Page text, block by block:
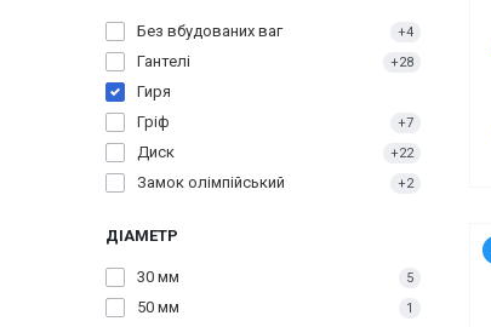
Без вбудованих ваг +4
Гантелі +28
Гиря
Гріф
+7
Диск +22
Замок олімпійський +2
ДІАМЕТР
30 мм 5
50 мм 1